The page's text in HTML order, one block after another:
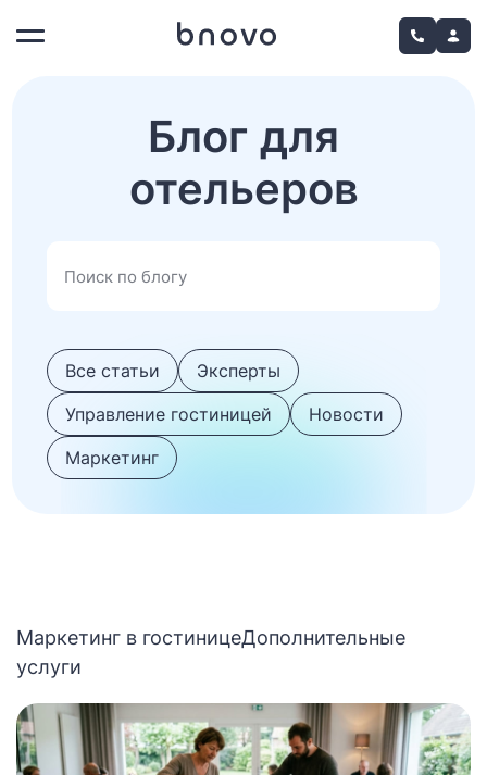
Блог для
отельеров
Все статьи
Эксперты
Управление гостиницей
Новости
Маркетинг
Маркетинг в гостиницеДополнительные
услуги